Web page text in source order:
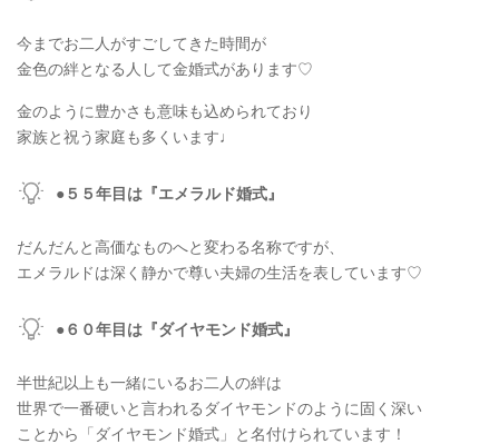
今までお二人がすごしてきた時間が
金色の絆となる人して金婚式があります♡
金のように豊かさも意味も込められており
家族と祝う家庭も多くいます♩
●５５年目は『エメラルド婚式』
だんだんと高価なものへと変わる名称ですが、
エメラルドは深く静かで尊い夫婦の生活を表しています♡
●６０年目は『ダイヤモンド婚式』
半世紀以上も一緒にいるお二人の絆は
世界で一番硬いと言われるダイヤモンドのように固く深い
ことから「ダイヤモンド婚式」と名付けられています！